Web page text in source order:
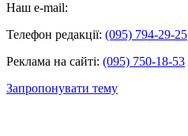
Наш e-mail:
Телефон редакції: (095) 794-29-25
Реклама на сайті: (095) 750-18-53
Запропонувати тему